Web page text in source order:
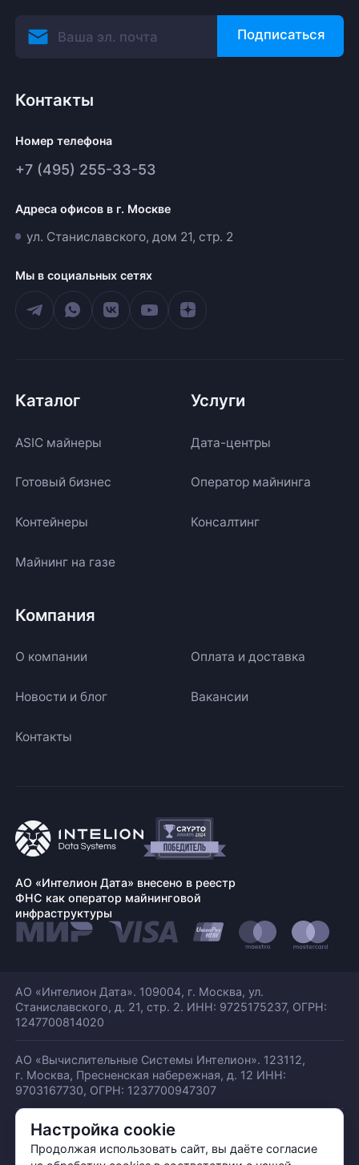
Настройка cookie
Продолжая использовать сайт, вы даёте согласие
Подписаться
Контакты
Номер телефона
+7 (495) 255-33-53
Адреса офисов в г. Москве
ул. Станиславского, дом 21, стр. 2
Мы в социальных сетях
Каталог
ASIC майнеры
Готовый бизнес
Контейнеры
Майнинг на газе
Услуги
Дата-центры
Оператор майнинга
Консалтинг
Компания
О компании Оплата и доставка
Новости и блог Вакансии
Контакты
АО «Интелион Дата» внесено в реестр
ФНС как оператор майнинговой
инфраструктуры
АО «Интелион Дата». 109004, г. Москва, ул.
Станиславского, д. 21, стр. 2. ИНН: 9725175237, ОГРН:
1247700814020
АО «Вычислительные Системы Интелион». 123112,
г. Москва, Пресненская набережная, д. 12 ИНН:
9703167730, ОГРН: 1237700947307
© АО «ИНТЕЛИОН ДАТА» 2026
Политика обработки ПДн
Политика конфиденциальности